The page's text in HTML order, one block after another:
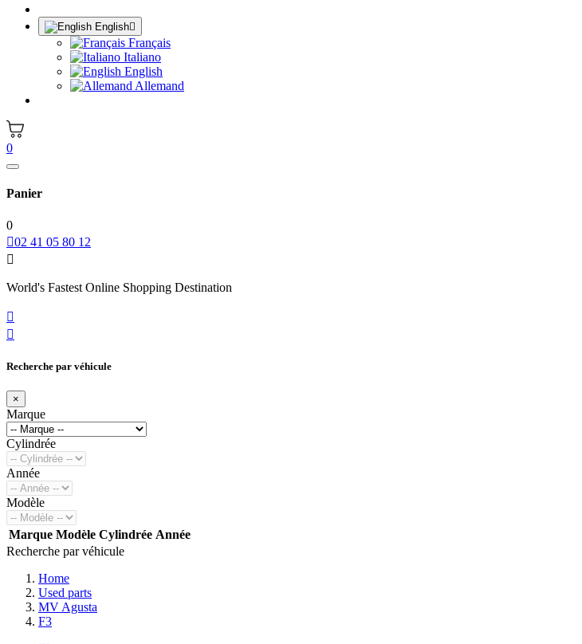
English
Français
Italiano
English
Allemand
0
Panier
0
02 41 05 80 12

World's Fastest Online Shopping Destination


Recherche par véhicule
×
Marque
Cylindrée
Année
Modèle
Marque Modèle Cylindrée Année
Recherche par véhicule
Home
Used parts
MV Agusta
F3